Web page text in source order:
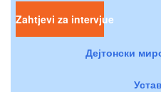
Zahtjevi za intervjue
Дејтонски